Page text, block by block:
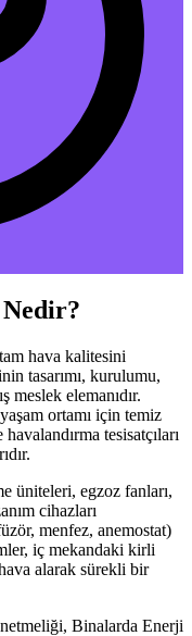
Nedir?
hava kalitesini
tasarımı, kurulumu,
meslek elemanıdır.
ortamı için temiz
tesisatçıları
üniteleri, egzoz fanları,
cihazları
menfez, anemostat)
iç mekandaki kirli
alarak sürekli bir
Binalarda Enerji